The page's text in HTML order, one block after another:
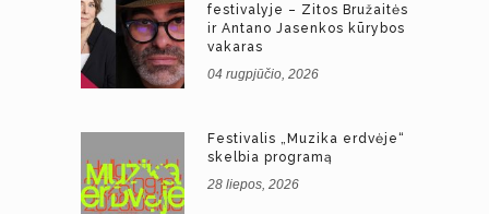
festivalyje – Zitos Bružaitės
ir Antano Jasenkos kūrybos
vakaras
04 rugpjūčio, 2026
Festivalis „Muzika erdvėje“
skelbia programą
28 liepos, 2026